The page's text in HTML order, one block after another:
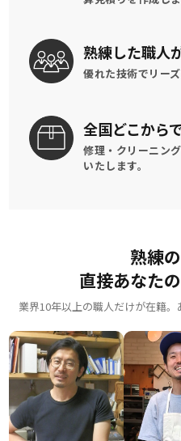
熟練した職人
優れた技術でリー
全国どこから
修理・クリーニング
いたします。
熟練
直接あなた
業界10年以上の職人だけが在籍。